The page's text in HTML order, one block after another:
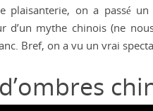
plaisanterie, on a passé
d’un mythe chinois (ne
Bref, on a vu un vrai